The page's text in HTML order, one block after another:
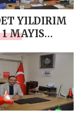
YILDIRIM
MAYIS
KUTLAMA